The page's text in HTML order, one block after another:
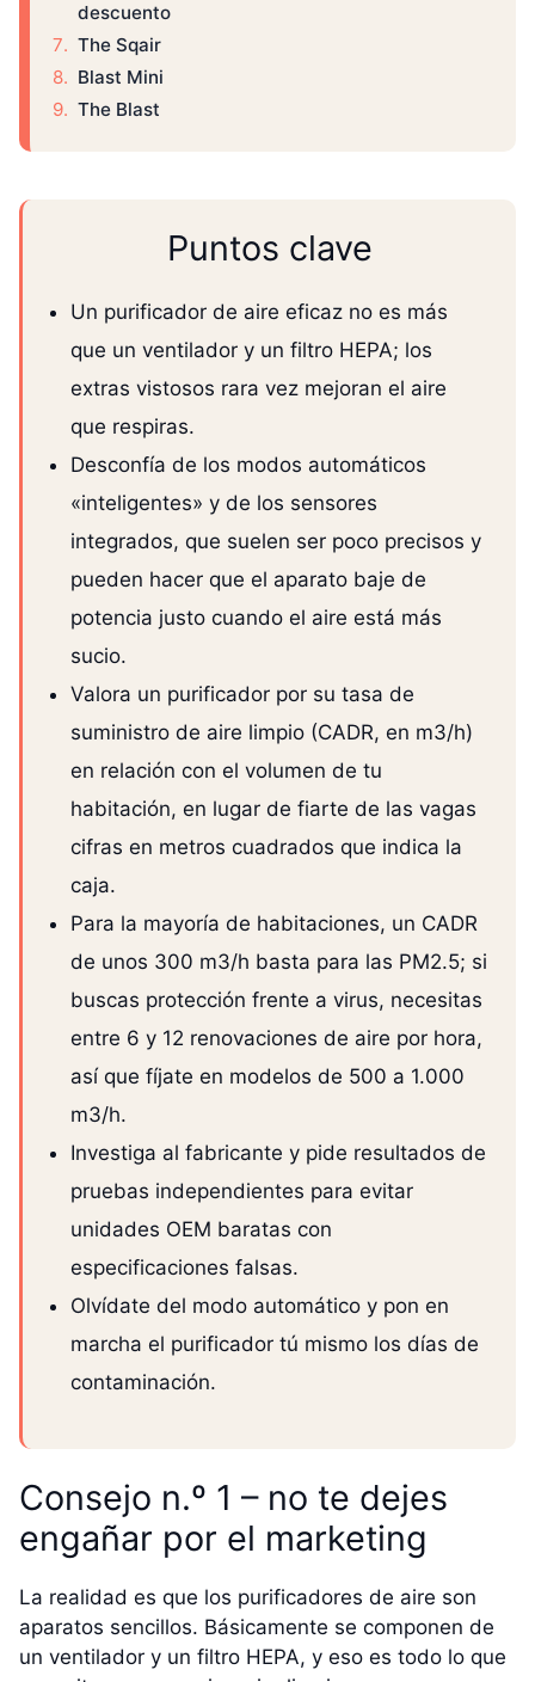
descuento
The Sqair
Blast Mini
The Blast
Puntos clave
Un purificador de aire eficaz no es más
que un ventilador y un filtro HEPA; los
extras vistosos rara vez mejoran el aire
que respiras.
Desconfía de los modos automáticos
«inteligentes» y de los sensores
integrados, que suelen ser poco precisos y
pueden hacer que el aparato baje de
potencia justo cuando el aire está más
sucio.
Valora un purificador por su tasa de
suministro de aire limpio (CADR, en m3/h)
en relación con el volumen de tu
habitación, en lugar de fiarte de las vagas
cifras en metros cuadrados que indica la
caja.
Para la mayoría de habitaciones, un CADR
de unos 300 m3/h basta para las PM2.5; si
buscas protección frente a virus, necesitas
entre 6 y 12 renovaciones de aire por hora,
así que fíjate en modelos de 500 a 1.000
m3/h.
Investiga al fabricante y pide resultados de
pruebas independientes para evitar
unidades OEM baratas con
especificaciones falsas.
Olvídate del modo automático y pon en
marcha el purificador tú mismo los días de
contaminación.
Consejo n.º 1 – no te dejes
engañar por el marketing
La realidad es que los purificadores de aire son
aparatos sencillos. Básicamente se componen de
un ventilador y un filtro HEPA, y eso es todo lo que